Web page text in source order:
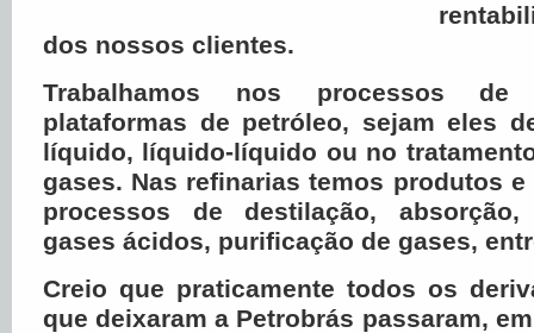
dos nossos clientes.
Trabalhamos nos processos de
plataformas de petróleo, sejam eles
líquido, líquido-líquido ou no
gases. Nas refinarias temos produtos
processos de destilação, absorção,
gases ácidos, purificação de gases,
Creio que praticamente todos os
que deixaram a Petrobrás passaram,